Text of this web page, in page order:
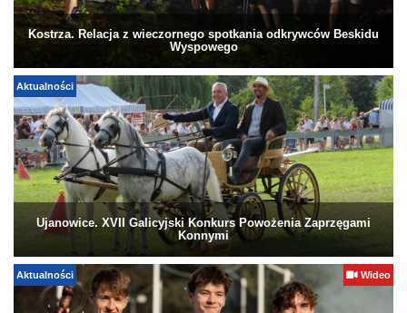
Kostrza. Relacja z wieczornego spotkania odkrywców Beskidu
Wyspowego
Aktualności
Ujanowice. XVII Galicyjski Konkurs Powożenia Zaprzęgami
Konnymi
Aktualności Wideo